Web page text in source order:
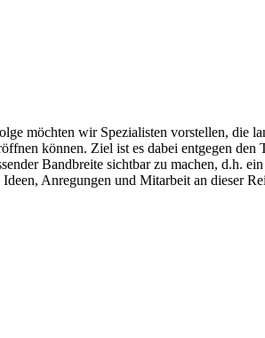
möchten wir Spezialisten vorstellen, die
können. Ziel ist es dabei entgegen
Bandbreite sichtbar zu machen, d.h.
Anregungen und Mitarbeit an dieser